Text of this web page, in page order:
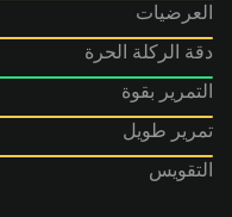
العرضيات
دقة الركلة الحرة
التمرير بقوة
تمرير طويل
التقويس